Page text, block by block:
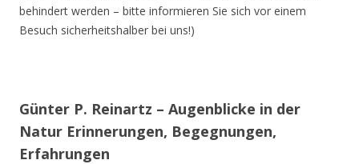
behindert werden – bitte informieren Sie sich vor einem
Besuch sicherheitshalber bei uns!)
Günter P. Reinartz – Augenblicke in der
Natur Erinnerungen, Begegnungen,
Erfahrungen